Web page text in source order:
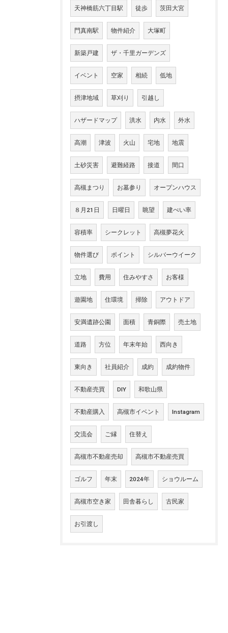
天神橋筋六丁目駅 徒歩 茨田大宮
門真南駅 物件紹介 大塚町
新築戸建 ザ・千里ガーデンズ
イベント 空家 相続 低地
摂津地域 草刈り 引越し
ハザードマップ 洪水 内水 外水
高潮 津波 火山 宅地 地震
土砂災害 避難経路 接道 間口
高槻まつり お墓参り オープンハウス
８月21日 日曜日 眺望 建ぺい率
容積率 シークレット 高槻夢花火
物件選び ポイント シルバーウイーク
立地 費用 住みやすさ お客様
遊園地 住環境 掃除 アウトドア
安満遺跡公園 面積 青銅際 売土地
道路 方位 年末年始 西向き
東向き 社員紹介 成約 成約物件
不動産売買 DIY 和歌山県
不動産購入 高槻市イベント Instagram
交流会 ご縁 住替え
高槻市不動産売却 高槻市不動産売買
ゴルフ 年末 2024年 ショウルーム
高槻市空き家 田舎暮らし 古民家
お引渡し